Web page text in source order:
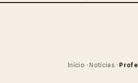
Início › Notícias ›